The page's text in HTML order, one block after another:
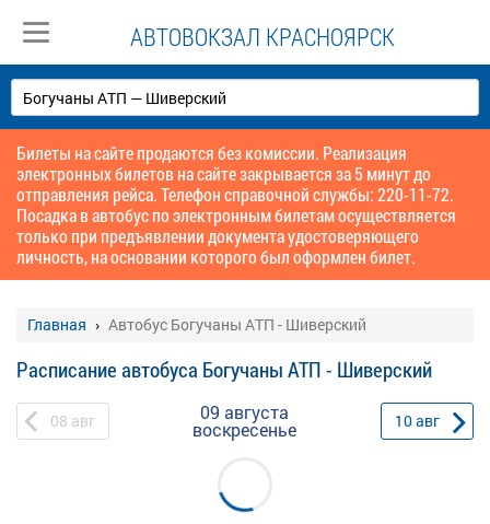
АВТОВОКЗАЛ КРАСНОЯРСК
Билеты на сайте продаются без комиссии. Реализация
электронных билетов на сайте закрывается за 5 минут до
отправления рейса. Телефон справочной службы: 220-11-72.
Посадка в автобус по электронным билетам осуществляется
только при предъявлении документа удостоверяющего
личность, на основании которого был оформлен билет.
Главная Автобус Богучаны АТП - Шиверский
Расписание автобуса Богучаны АТП - Шиверский
08 авг 09 августа
воскресенье 10авг